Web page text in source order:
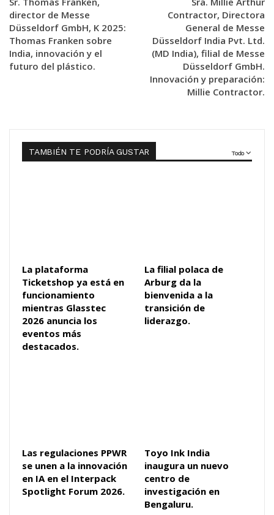
director de Messe
Düsseldorf GmbH, K 2025:
Thomas Franken sobre
India, innovación y el
futuro del plástico.
Contractor, Directora
General de Messe
Düsseldorf India Pvt. Ltd.
(MD India), filial de Messe
Düsseldorf GmbH.
Innovación y preparación:
Millie Contractor.
Todo
TAMBIÉN TE PODRÍA GUSTAR
La plataforma
Ticketshop ya está en
funcionamiento
mientras Glasstec
2026 anuncia los
eventos más
destacados.
La filial polaca de
Arburg da la
bienvenida a la
transición de
liderazgo.
Las regulaciones PPWR
se unen a la innovación
en IA en el Interpack
Spotlight Forum 2026.
Toyo Ink India
inaugura un nuevo
centro de
investigación en
Bengaluru.